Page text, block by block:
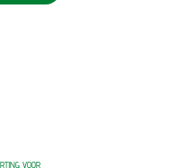
VOOR